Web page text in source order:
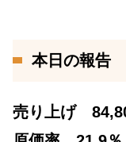
本日の報告
売り上げ